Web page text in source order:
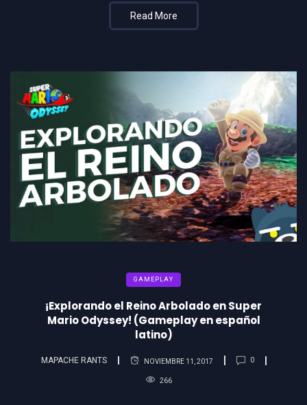
Read More
GAMEPLAY
¡Explorando el Reino Arbolado en Super
Mario Odyssey! (Gameplay en español
latino)
MAPACHE RANTS NOVIEMBRE 11, 2017 0
266